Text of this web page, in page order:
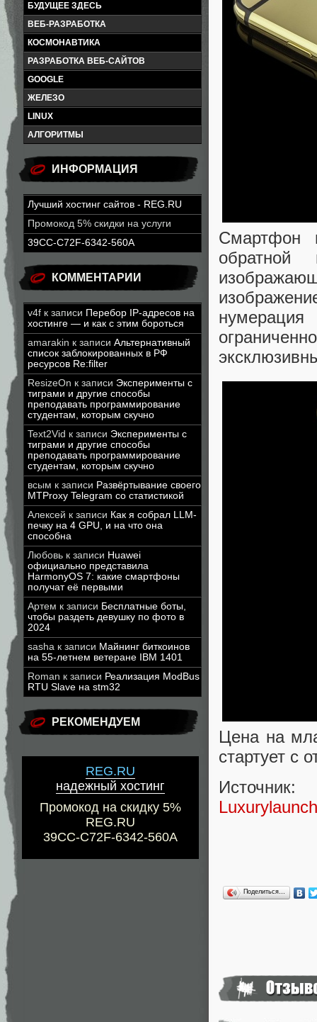
БУДУЩЕЕ ЗДЕСЬ
ВЕБ-РАЗРАБОТКА
КОСМОНАВТИКА
РАЗРАБОТКА ВЕБ-САЙТОВ
GOOGLE
ЖЕЛЕЗО
LINUX
АЛГОРИТМЫ
ИНФОРМАЦИЯ
Лучший хостинг сайтов - REG.RU
Промокод 5% скидки на услуги
39CC-C72F-6342-560A
КОММЕНТАРИИ
v4f к записи Перебор IP-адресов на
хостинге — и как с этим бороться
amarakin к записи Альтернативный
список заблокированных в РФ
ресурсов Re:filter
ResizeOn к записи Эксперименты с
тиграми и другие способы
преподавать программирование
студентам, которым скучно
Text2Vid к записи Эксперименты с
тиграми и другие способы
преподавать программирование
студентам, которым скучно
всым к записи Развёртывание своего
MTProxy Telegram со статистикой
Алексей к записи Как я собрал LLM-
печку на 4 GPU, и на что она
способна
Любовь к записи Huawei
официально представила
HarmonyOS 7: какие смартфоны
получат её первыми
Артем к записи Бесплатные боты,
чтобы раздеть девушку по фото в
2024
sasha к записи Майнинг биткоинов
на 55-летнем ветеране IBM 1401
Roman к записи Реализация ModBus
RTU Slave на stm32
РЕКОМЕНДУЕМ
REG.RU
надежный хостинг
Промокод на скидку 5%
REG.RU
39CC-C72F-6342-560A
Смартфон
обратной
Цена на
стартует с
Источник:
Поделиться…